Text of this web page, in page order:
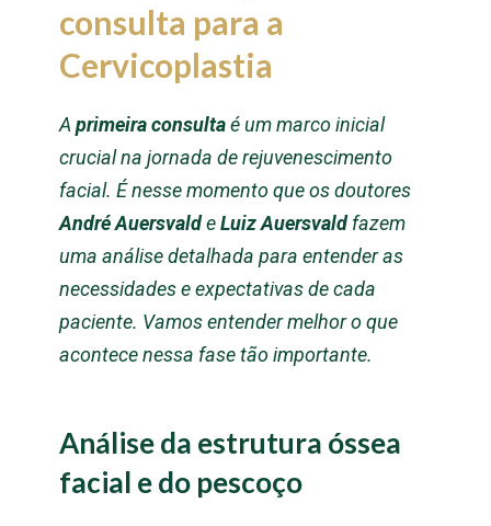
consulta para a
Cervicoplastia
A primeira consultaé um marco inicial
crucial na jornada de rejuvenescimento
facial. É nesse momento que os doutores
André AuersvaldeLuiz Auersvaldfazem
uma análise detalhada para entender as
necessidades e expectativas de cada
paciente. Vamos entender melhor o que
acontece nessa fase tão importante.
Análise da estrutura óssea
facial e do pescoço